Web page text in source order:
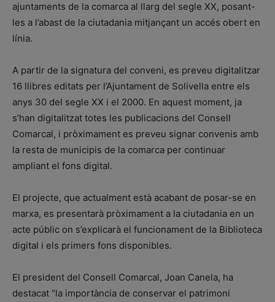
ajuntaments de la comarca al llarg del segle XX, posant-
les a l’abast de la ciutadania mitjançant un accés obert en
línia.
A partir de la signatura del conveni, es preveu digitalitzar
16 llibres editats per l’Ajuntament de Solivella entre els
anys 30 del segle XX i el 2000. En aquest moment, ja
s’han digitalitzat totes les publicacions del Consell
Comarcal, i pròximament es preveu signar convenis amb
la resta de municipis de la comarca per continuar
ampliant el fons digital.
El projecte, que actualment està acabant de posar-se en
marxa, es presentarà pròximament a la ciutadania en un
acte públic on s’explicarà el funcionament de la Biblioteca
digital i els primers fons disponibles.
El president del Consell Comarcal, Joan Canela, ha
destacat “la importància de conservar el patrimoni